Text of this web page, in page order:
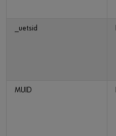
_uetsid
MUID